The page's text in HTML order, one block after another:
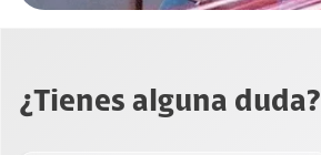
¿Tienes alguna duda?